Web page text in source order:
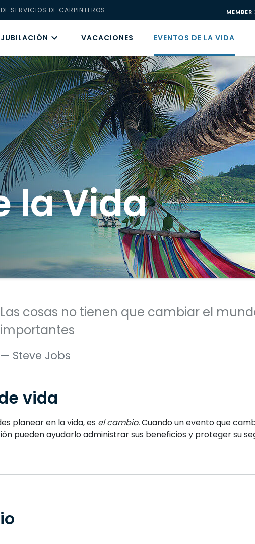
SERVICIOS DE CARPINTEROS
JUBILACIÓN VACACIONES EVENTOS DE LA VIDA
MEMBER
la Vida
Las cosas no tienen que cambiar el
importantes
Steve Jobs
vida
planear en la vida, es el cambio.Cuando un evento que
pueden ayudarlo administrar sus beneficios y proteger su